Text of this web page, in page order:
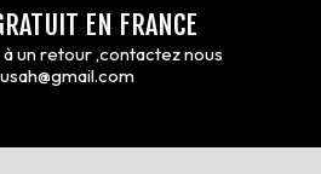
EN FRANCE
un retour ,contactez nous